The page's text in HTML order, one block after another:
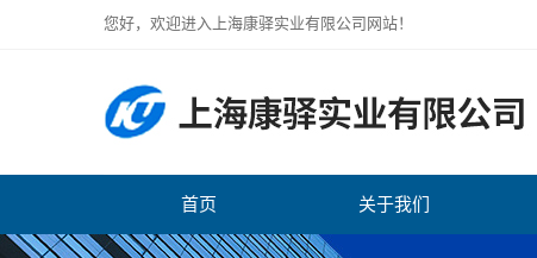
您好，欢迎进入上海康驿实业有限公司网站！
首页 关于我们